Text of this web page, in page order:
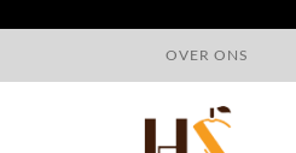
OVER ONS